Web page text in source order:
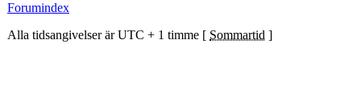
Forumindex
Alla tidsangivelser är UTC + 1 timme [ Sommartid ]